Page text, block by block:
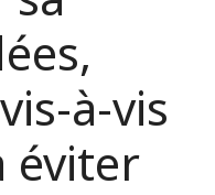
à-vis
éviter